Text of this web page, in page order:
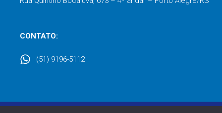
CONTATO:
(51) 9196-5112